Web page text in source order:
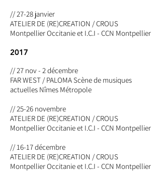
//27-28 janvier
ATELIER DE (RE)CREATION /CROUS
Montpellier Occitanie et I.C.I - CCN Montpellier
2017
// 27 nov - 2 décembre
FAR WEST / PALOMA Scène de musiques
actuelles Nîmes Métropole
//25-26 novembre
ATELIER DE (RE)CREATION /CROUS
Montpellier Occitanie et I.C.I - CCN Montpellier
//16-17 décembre
ATELIER DE (RE)CREATION /CROUS
Montpellier Occitanie et I.C.I - CCN Montpellier